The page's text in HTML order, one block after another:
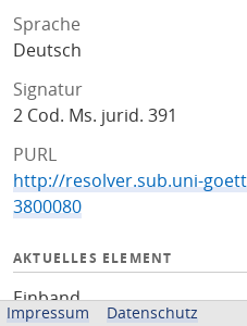
Sprache
Deutsch
Signatur
2 Cod. Ms. jurid. 391
PURL
http://resolver.sub.uni-
3800080
AKTUELLES ELEMENT
Einband
Impressum Datenschutz